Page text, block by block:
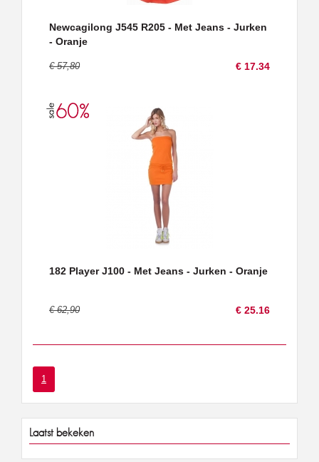
Newcagilong J545 R205 - Met Jeans - Jurken
- Oranje
€ 57,80 € 17.34
182 Player J100 - Met Jeans - Jurken - Oranje
€ 62,90 € 25.16
1
Laatst bekeken